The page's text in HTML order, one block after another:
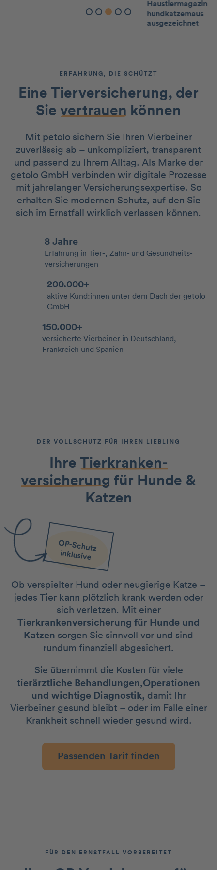
ERFAHRUNG, DIE SCHÜTZT
Eine Tierversicherung, der
Sie vertrauen können
Mit petolo sichern Sie Ihren Vierbeiner
zuverlässig ab – unkompliziert, transparent
und passend zu Ihrem Alltag. Als Marke der
getolo GmbH verbinden wir digitale Prozesse
mit jahrelanger Versicherungsexpertise. So
erhalten Sie modernen Schutz, auf den Sie
sich im Ernstfall wirklich verlassen können.
8 Jahre
Erfahrung in Tier-, Zahn- und Gesundheits­
versicherungen
200.000+
aktive Kund:innen unter dem Dach der getolo
GmbH
150.000+
versicherte Vierbeiner in Deutschland,
Frankreich und Spanien
O
P-Schutz
inklusive
DER VOLL­SCHUTZ FÜR IHREN LIEBLING
Ihre Tier­kranken­
versicherung für Hunde &
Katzen
Ob verspielter Hund oder neugierige Katze –
jedes Tier kann plötzlich krank werden oder
sich verletzen. Mit einer
Tierkrankenversicherung für Hunde und
Katzen sorgen Sie sinnvoll vor und sind
rundum finanziell abgesichert.
Sie übernimmt die Kosten für viele
tierärztliche Behandlungen,Operationen
und wichtige Diagnostik, damit Ihr
Vierbeiner gesund bleibt – oder im Falle einer
Krankheit schnell wieder gesund wird.
Passenden Tarif finden
FÜR DEN ERNSTFALL VORBEREITET